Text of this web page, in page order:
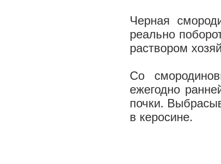
Черная
реально
раствором
Со
ежегодно
почки.
в керосине.